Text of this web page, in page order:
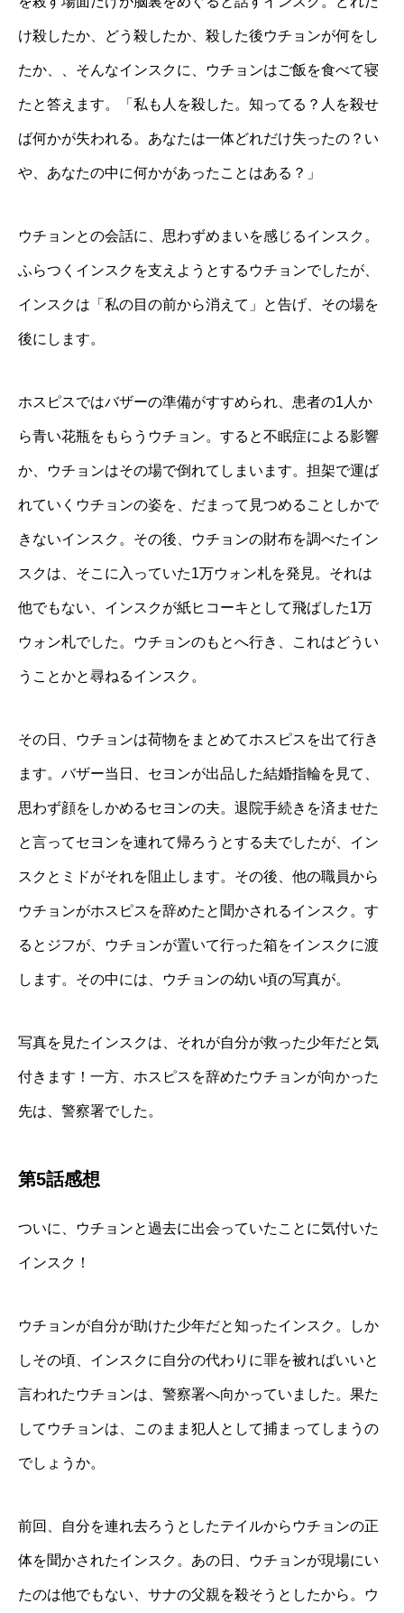
け殺したか、どう殺したか、殺した後ウチョンが何をし
たか、、そんなインスクに、ウチョンはご飯を食べて寝
たと答えます。「私も人を殺した。知ってる？人を殺せ
ば何かが失われる。あなたは一体どれだけ失ったの？い
や、あなたの中に何かがあったことはある？」
ウチョンとの会話に、思わずめまいを感じるインスク。
ふらつくインスクを支えようとするウチョンでしたが、
インスクは「私の目の前から消えて」と告げ、その場を
後にします。
ホスピスではバザーの準備がすすめられ、患者の1人か
ら青い花瓶をもらうウチョン。すると不眠症による影響
か、ウチョンはその場で倒れてしまいます。担架で運ば
れていくウチョンの姿を、だまって見つめることしかで
きないインスク。その後、ウチョンの財布を調べたイン
スクは、そこに入っていた1万ウォン札を発見。それは
他でもない、インスクが紙ヒコーキとして飛ばした1万
ウォン札でした。ウチョンのもとへ行き、これはどうい
うことかと尋ねるインスク。
その日、ウチョンは荷物をまとめてホスピスを出て行き
ます。バザー当日、セヨンが出品した結婚指輪を見て、
思わず顔をしかめるセヨンの夫。退院手続きを済ませた
と言ってセヨンを連れて帰ろうとする夫でしたが、イン
スクとミドがそれを阻止します。その後、他の職員から
ウチョンがホスピスを辞めたと聞かされるインスク。す
るとジフが、ウチョンが置いて行った箱をインスクに渡
します。その中には、ウチョンの幼い頃の写真が。
写真を見たインスクは、それが自分が救った少年だと気
付きます！一方、ホスピスを辞めたウチョンが向かった
先は、警察署でした。
第5話感想
ついに、ウチョンと過去に出会っていたことに気付いた
インスク！
ウチョンが自分が助けた少年だと知ったインスク。しか
しその頃、インスクに自分の代わりに罪を被ればいいと
言われたウチョンは、警察署へ向かっていました。果た
してウチョンは、このまま犯人として捕まってしまうの
でしょうか。
前回、自分を連れ去ろうとしたテイルからウチョンの正
体を聞かされたインスク。あの日、ウチョンが現場にい
たのは他でもない、サナの父親を殺そうとしたから。ウ